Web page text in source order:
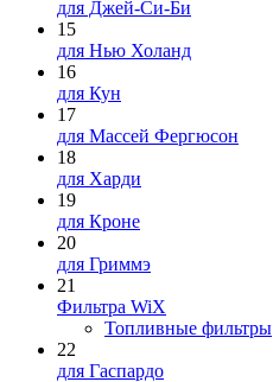
для Джей-Си-Би
15
для Нью Холанд
16
для Кун
17
для Массей Фергюсон
18
для Харди
19
для Кроне
20
для Гриммэ
21
Фильтра WiX
Топливные фильтры
22
для Гаспардо